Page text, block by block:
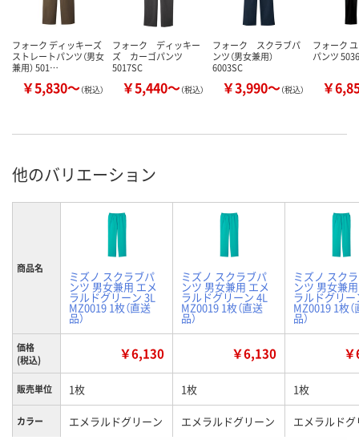
フォーク ディッキーズ
ストレートパンツ（男女
兼用） 501…
￥5,830～（税込）
フォーク ディッキー
ズ カーゴパンツ
5017SC
￥5,440～（税込）
フォーク スクラブパ
ンツ（男女兼用）
6003SC
￥3,990～（税込）
フォーク
パンツ
￥
他のバリエーション
商品名
ミズノ スクラブパ
ンツ 男女兼用 エメ
ラルドグリーン 3L
MZ0019 1枚（直送
品）
ミズノ スクラブパ
ンツ 男女兼用 エメ
ラルドグリーン 4L
MZ0019 1枚（直送
品）
ミズノ スク
ンツ 男女兼
ラルドグリー
MZ0019 1枚（
品）
価格
(税込)
￥6,130 ￥6,130
販売単位 1枚 1枚 1枚
カラー エメラルドグリーン エメラルドグリーン エメラルド